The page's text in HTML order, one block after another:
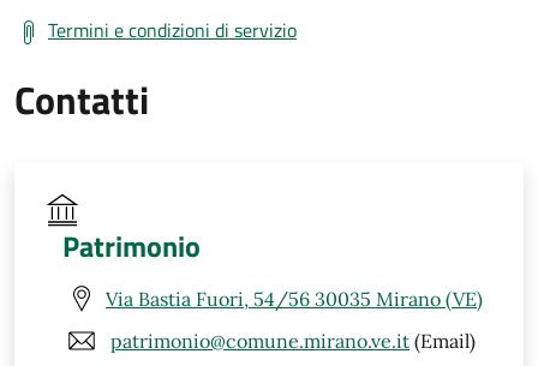
Termini e condizioni di servizio
Contatti
Patrimonio
Via Bastia Fuori, 54/56 30035 Mirano (VE)
patrimonio@comune.mirano.ve.it (Email)